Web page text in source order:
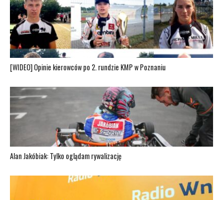
[WIDEO] Opinie kierowców po 2. rundzie KMP w Poznaniu
Alan Jakóbiak: Tylko oglądam rywalizację